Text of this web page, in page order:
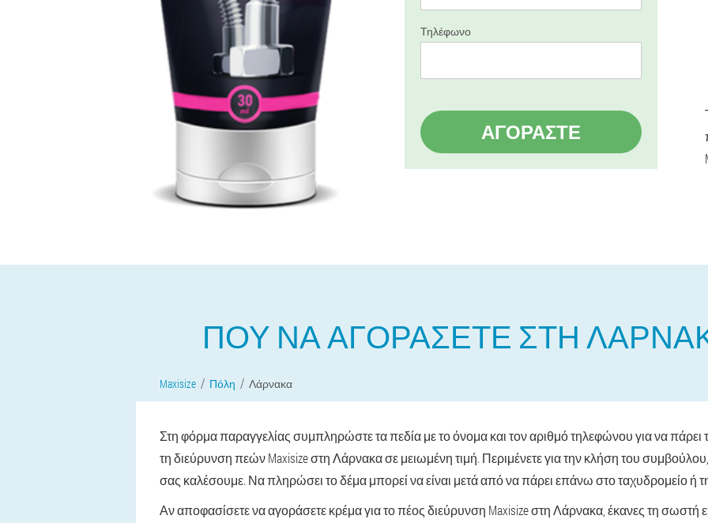
Τηλέφωνο
ΑΓΟΡΆΣΤΕ
ΠΟΎ ΝΑ ΑΓΟΡΆΣΕΤΕ ΣΤΗ ΛΆΡΝΑΚΑ
Maxisize Πόλη Λάρνακα
Στη φόρμα παραγγελίας συμπληρώστε τα πεδία με το όνομα και τον αριθμό τηλεφώνου για να πάρει
τη διεύρυνση πεών Maxisize στη Λάρνακα σε μειωμένη τιμή. Περιμένετε για την κλήση του
σας καλέσουμε. Να πληρώσει το δέμα μπορεί να είναι μετά από να πάρει επάνω στο ταχυδρομείο ή
Αν αποφασίσετε να αγοράσετε κρέμα για το πέος διεύρυνση Maxisize στη Λάρνακα, έκανες τη σωστή